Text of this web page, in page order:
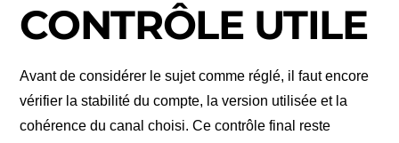
CONTRÔLE UTILE
Avant de considérer le sujet comme réglé, il faut encore
vérifier la stabilité du compte, la version utilisée et la
cohérence du canal choisi. Ce contrôle final reste